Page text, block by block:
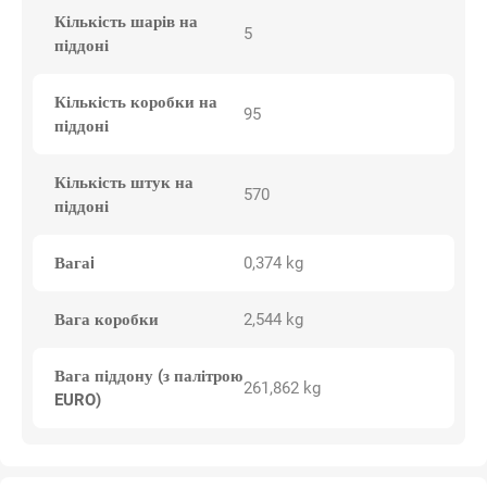
Кількість шарів на
піддоні
5
Кількість коробки на
піддоні
95
Кількість штук на
піддоні
570
Вагаi 0,374 kg
Вага коробки 2,544 kg
Вага піддону (з палітрою
EURO)
261,862 kg